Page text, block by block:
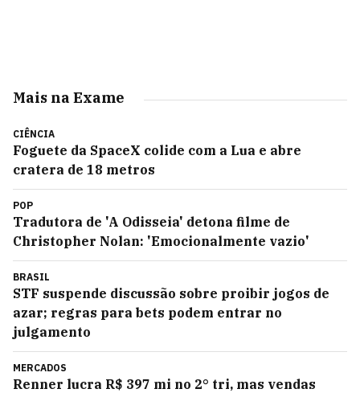
Mais na Exame
CIÊNCIA
Foguete da SpaceX colide com a Lua e abre
cratera de 18 metros
POP
Tradutora de 'A Odisseia' detona filme de
Christopher Nolan: 'Emocionalmente vazio'
BRASIL
STF suspende discussão sobre proibir jogos de
azar; regras para bets podem entrar no
julgamento
MERCADOS
Renner lucra R$ 397 mi no 2° tri, mas vendas